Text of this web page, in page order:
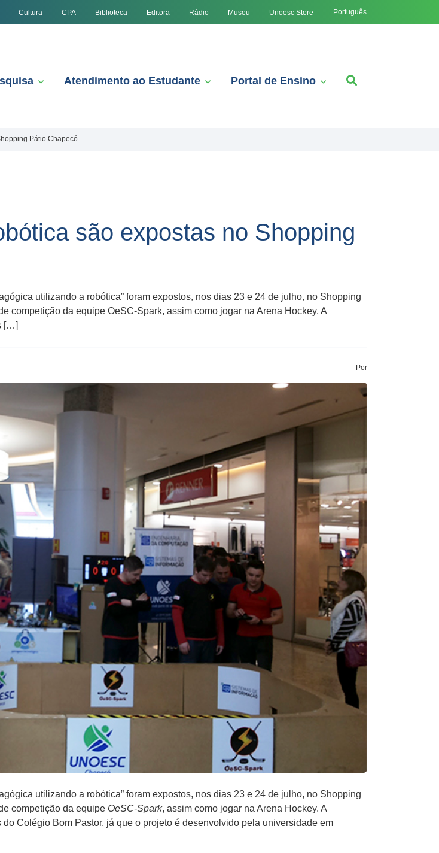
Cultura CPA Biblioteca Editora Rádio Museu Unoesc Store Português
Atendimento ao Estudante Portal de Ensino
Pátio Chapecó
são expostas no Shopping
utilizando a robótica” foram expostos, nos dias 23 e 24 de julho, no Shopping
competição da equipe OeSC-Spark, assim como jogar na Arena Hockey. A
[…]
Por
utilizando a robótica” foram expostos, nos dias 23 e 24 de julho, no Shopping
competição da equipe OeSC-Spark, assim como jogar na Arena Hockey. A
Colégio Bom Pastor, já que o projeto é desenvolvido pela universidade em